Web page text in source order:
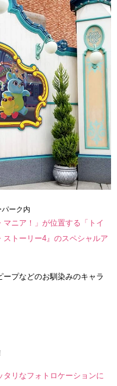
パーク内
ニア！」が位置する「トイ
トーリー4』のスペシャルア
プなどのお馴染みのキャラ
リなフォトロケーションに